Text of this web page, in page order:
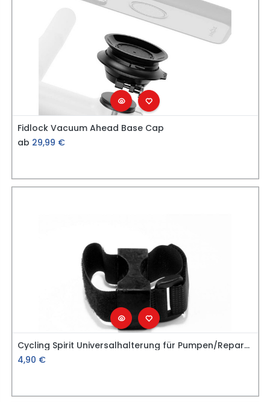
Fidlock Vacuum Ahead Base Cap
ab 29,99 €
Cycling Spirit Universalhalterung für Pumpen/Reparaturspray
4,90 €